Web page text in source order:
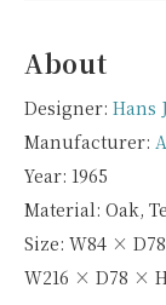
About
Designer: Hans
Manufacturer:
Year: 1965
Material: Oak,
Size: W84 × D78
W216 × D78 ×